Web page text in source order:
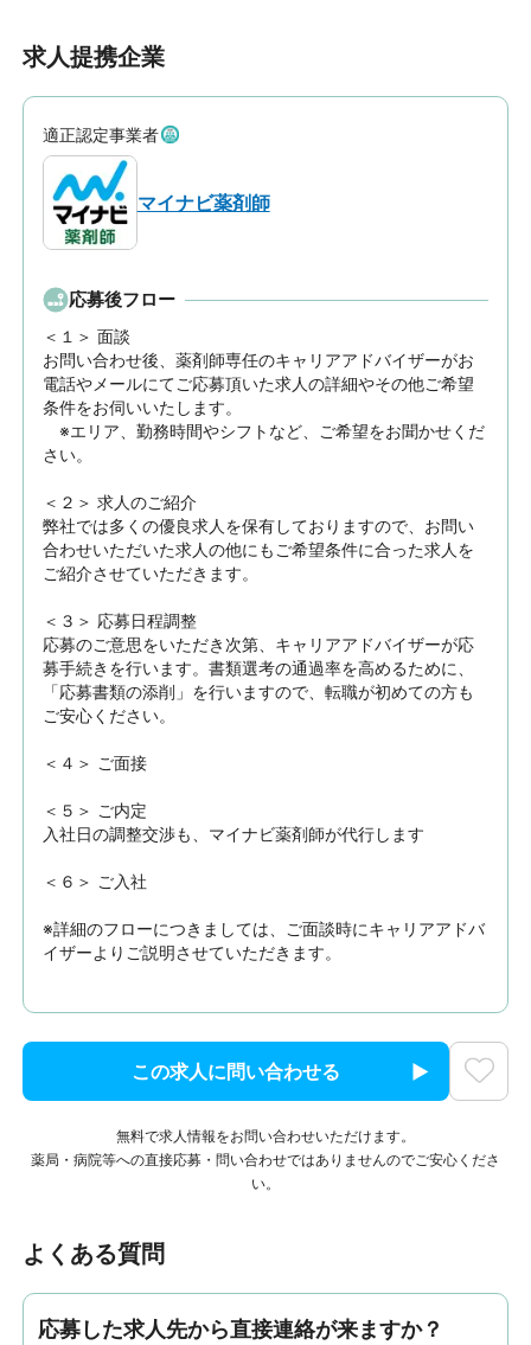
求人提携企業
適正認定事業者
マイナビ薬剤師
応募後フロー
＜１＞ 面談
お問い合わせ後、薬剤師専任のキャリアアドバイザーがお
電話やメールにてご応募頂いた求人の詳細やその他ご希望
条件をお伺いいたします。
※エリア、勤務時間やシフトなど、ご希望をお聞かせくだ
さい。
＜２＞ 求人のご紹介
弊社では多くの優良求人を保有しておりますので、お問い
合わせいただいた求人の他にもご希望条件に合った求人を
ご紹介させていただきます。
＜３＞ 応募日程調整
応募のご意思をいただき次第、キャリアアドバイザーが応
募手続きを行います。書類選考の通過率を高めるために、
「応募書類の添削」を行いますので、転職が初めての方も
ご安心ください。
＜４＞ ご面接
＜５＞ ご内定
入社日の調整交渉も、マイナビ薬剤師が代行します
＜６＞ ご入社
※詳細のフローにつきましては、ご面談時にキャリアアドバ
イザーよりご説明させていただきます。
この求人に問い合わせる
無料で求人情報をお問い合わせいただけます。
薬局・病院等への直接応募・問い合わせではありませんのでご安心くださ
い。
よくある質問
応募した求人先から直接連絡が来ますか？